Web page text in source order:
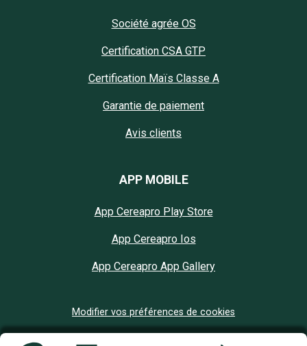
Société agrée OS
Certification CSA GTP
Certification Maïs Classe A
Garantie de paiement
Avis clients
APP MOBILE
App Cereapro Play Store
App Cereapro Ios
App Cereapro App Gallery
Modifier vos préférences de cookies